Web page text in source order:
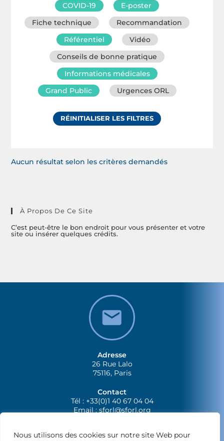
Nous utilisons des cookies sur notre site Web pour
COVID-19
E-poster
Fiche technique
Recommandation
Référentiel
Vidéo
Conseils de bonne pratique
Informations médicales
Grand Public
Urgences ORL
RÉINITIALISER LES FILTRES
Aucun résultat selon les critères demandés
À Propos De Ce Site
C’est peut-être le bon endroit pour vous présenter et votre
site ou insérer quelques crédits.
Adresse
26 Rue Lalo
75116, Paris
Contact
Tél : +33(0)1 40 67 04 04
Email :sforl@sforl.org